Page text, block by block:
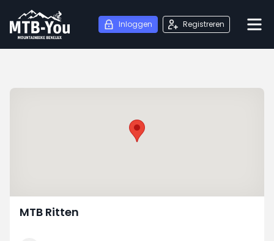
Inloggen Registreren
MTB Ritten